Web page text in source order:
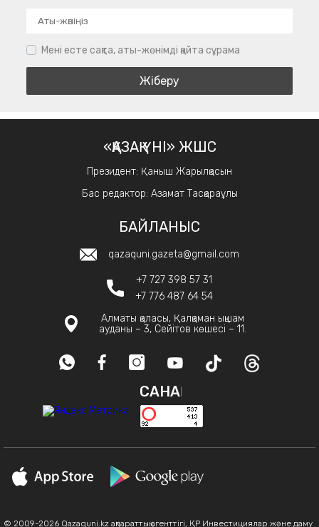
Мені есте сақта, аты-жөнімді қайта сұрама
«ҚАЗАҚ ҮНІ» ЖШС
Президент: Қаныш Жарылқасын
Бас редактор: Азамат Тасқараұлы
БАЙЛАНЫС
qazaquni.gazeta@gmail.com
+7 727 398 57 31
+7 776 487 64 54
Алматы қаласы, Қалқаман ықшам
ауданы – 3, Сейітов көшесі – 11.
САНАҚ
© 2009-2026 Qazaquni.kz ақпараттық агенттігі, ҚР Инвестициялар және даму